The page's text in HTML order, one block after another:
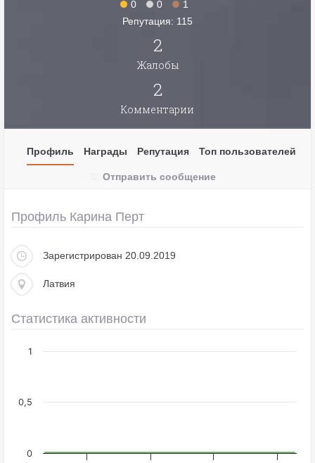
0 0
1
Репутация: 115
2
Жалобы
2
Комментарии
Профиль Награды Репутация Топ пользователей
Отправить сообщение
Профиль Карина Перт
Зарегистрирован 20.09.2019
Латвия
Статистика активности
0
0,5
1